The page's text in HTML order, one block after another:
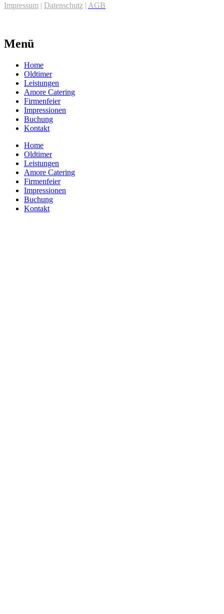
Impressum | Datenschutz | AGB
Menü
Home
Oldtimer
Leistungen
Amore Catering
Firmenfeier
Impressionen
Buchung
Kontakt
Home
Oldtimer
Leistungen
Amore Catering
Firmenfeier
Impressionen
Buchung
Kontakt